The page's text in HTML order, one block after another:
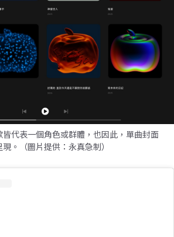
代表一個角色或群體，也因此，單曲封面
。（圖片提供：永真急制）